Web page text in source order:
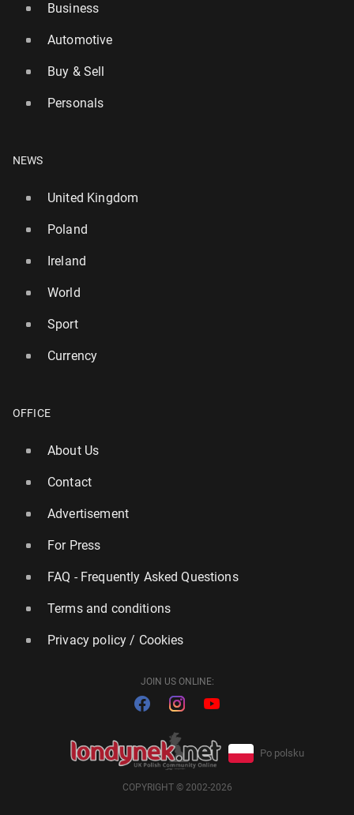
Business
Automotive
Buy & Sell
Personals
NEWS
United Kingdom
Poland
Ireland
World
Sport
Currency
OFFICE
About Us
Contact
Advertisement
For Press
FAQ - Frequently Asked Questions
Terms and conditions
Privacy policy / Cookies
JOIN US ONLINE:
Po polsku
COPYRIGHT © 2002-2026